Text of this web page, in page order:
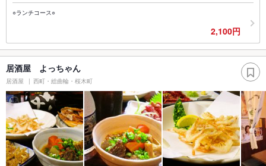
○ランチコース○
2,100円
居酒屋 よっちゃん
居酒屋 西町・総曲輪・桜木町